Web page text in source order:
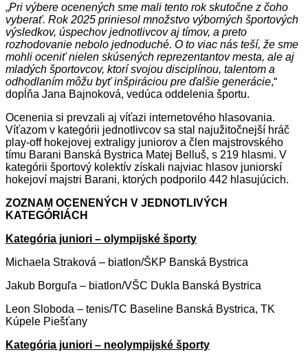
„Pri výbere ocenených sme mali tento rok skutočne z čoho
vyberať. Rok 2025 priniesol množstvo výborných športových
výsledkov, úspechov jednotlivcov aj tímov, a preto
rozhodovanie nebolo jednoduché. O to viac nás teší, že sme
mohli oceniť nielen skúsených reprezentantov mesta, ale aj
mladých športovcov, ktorí svojou disciplínou, talentom a
odhodlaním môžu byť inšpiráciou pre ďalšie generácie,“
dopĺňa Jana Bajnoková, vedúca oddelenia športu.
Ocenenia si prevzali aj víťazi internetového hlasovania.
Víťazom v kategórii jednotlivcov sa stal najužitočnejší hráč
play-off hokejovej extraligy juniorov a člen majstrovského
tímu Barani Banská Bystrica Matej Belluš, s 219 hlasmi. V
kategórii športový kolektív získali najviac hlasov juniorskí
hokejoví majstri Barani, ktorých podporilo 442 hlasujúcich.
ZOZNAM OCENENÝCH V JEDNOTLIVÝCH
KATEGÓRIÁCH
Kategória juniori – olympijské športy
Michaela Straková – biatlon/ŠKP Banská Bystrica
Jakub Borguľa – biatlon/VŠC Dukla Banská Bystrica
Leon Sloboda – tenis/TC Baseline Banská Bystrica, TK
Kúpele Piešťany
Kategória juniori – neolympijské športy